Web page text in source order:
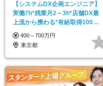
【システムDX企画エンジニア】
実働7h*残業月2～3h*店舗DX最
上流から携わる*有給取得100%
も可*社割有
400～700万円
東京都